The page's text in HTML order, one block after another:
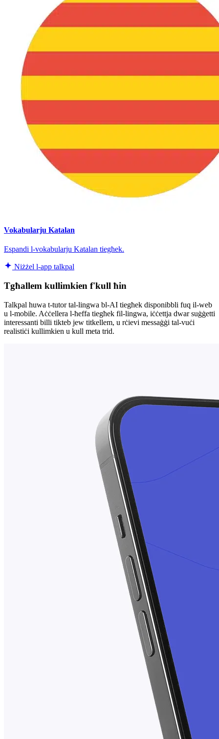
Vokabularju Katalan
Espandi l-vokabularju Katalan tiegħek.
Niżżel l-app talkpal
Tgħallem kullimkien f'kull ħin
Talkpal huwa t-tutor tal-lingwa bl-AI tiegħek disponibbli fuq il-web
u l-mobile. Aċċellera l-ħeffa tiegħek fil-lingwa, iċċettja dwar suġġetti
interessanti billi tikteb jew titkellem, u rċievi messaġġi tal-vuċi
realistiċi kullimkien u kull meta trid.